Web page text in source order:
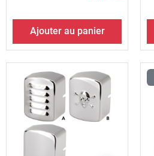
Ajouter au panier